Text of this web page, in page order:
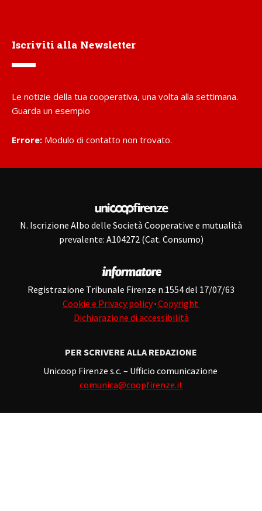
Iscriviti alla Newsletter
Le notizie della tua cooperativa, una volta alla settimana.
Guarda un esempio
Errore: Modulo di contatto non trovato.
N. Iscrizione Albo delle Società Cooperative e mutualità
prevalente: A104272 (Cat. Consumo)
Registrazione Tribunale Firenze n.1554 del 17/07/63
Cookie e Privacy policy· Copyright
Dichiarazione di accessibilità
PER SCRIVERE ALLA REDAZIONE
Unicoop Firenze s.c. – Ufficio comunicazione
comunica@coopfirenze.it